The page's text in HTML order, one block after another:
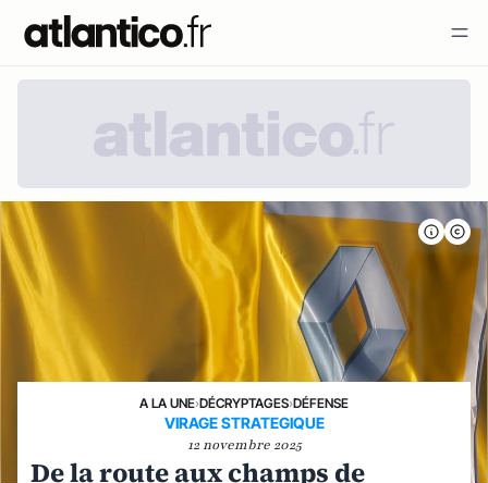
A LA UNE›DÉCRYPTAGES›DÉFENSE
VIRAGE STRATEGIQUE
12 novembre 2025
De la route aux champs de